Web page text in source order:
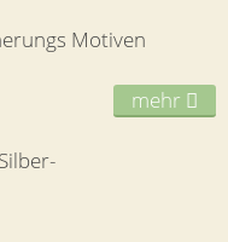
Motiven
mehr